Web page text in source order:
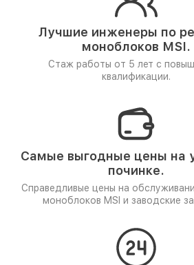
Лучшие инженеры по
моноблоков MSI.
Стаж работы от 5 лет с
квалификации.
Самые выгодные цены на
починке.
Справедливые цены на
моноблоков MSI и заводские